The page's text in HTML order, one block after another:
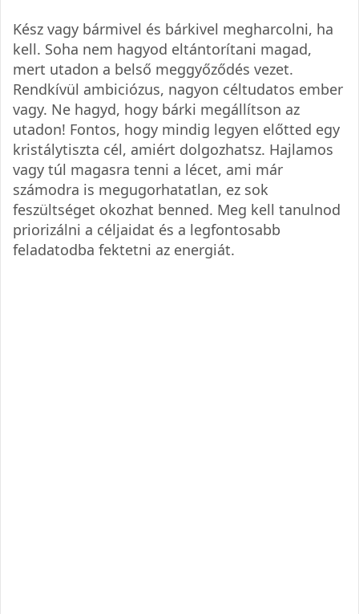
Kész vagy bármivel és bárkivel megharcolni, ha
kell. Soha nem hagyod eltántorítani magad,
mert utadon a belső meggyőződés vezet.
Rendkívül ambiciózus, nagyon céltudatos ember
vagy. Ne hagyd, hogy bárki megállítson az
utadon! Fontos, hogy mindig legyen előtted egy
kristálytiszta cél, amiért dolgozhatsz. Hajlamos
vagy túl magasra tenni a lécet, ami már
számodra is megugorhatatlan, ez sok
feszültséget okozhat benned. Meg kell tanulnod
priorizálni a céljaidat és a legfontosabb
feladatodba fektetni az energiát.